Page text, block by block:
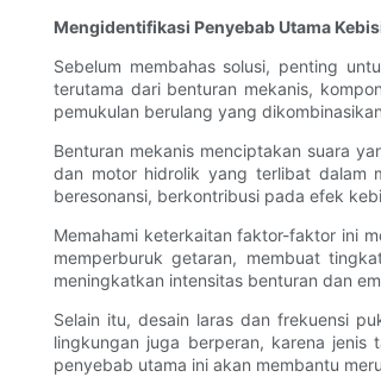
Mengidentifikasi Penyebab Utama
Sebelum membahas solusi, penting
terutama dari benturan mekanis,
pemukulan berulang yang
Benturan mekanis menciptakan suara
dan motor hidrolik yang terlibat dalam
beresonansi, berkontribusi pada efek
Memahami keterkaitan faktor-faktor ini
memperburuk getaran, membuat
meningkatkan intensitas benturan dan
Selain itu, desain laras dan frekuensi
lingkungan juga berperan, karena jenis
penyebab utama ini akan membantu